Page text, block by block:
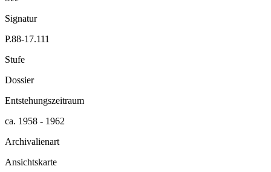
Signatur
P.88-17.111
Stufe
Dossier
Entstehungszeitraum
ca. 1958 - 1962
Archivalienart
Ansichtskarte